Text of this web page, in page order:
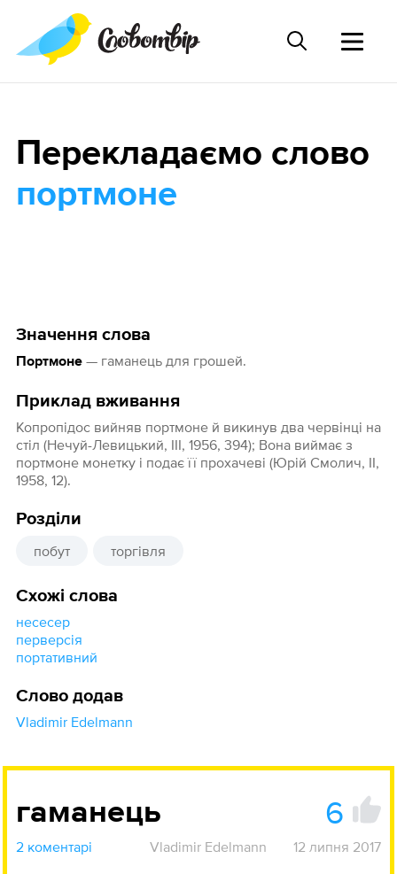
Значення слова
Портмоне— гаманець для грошей.
Приклад вживання
Копропідос вийняв портмоне й викинув два червінці на
стіл (Нечуй-Левицький, III, 1956, 394); Вона виймає з
портмоне монетку і подає її прохачеві (Юрій Смолич, II,
1958, 12).
Розділи
побут торгівля
Схожі слова
несесер
перверсія
портативний
Слово додав
Vladimir Edelmann
Перекладаємо слово
портмоне
гаманець 6
2 коментарі Vladimir Edelmann 12 липня 2017